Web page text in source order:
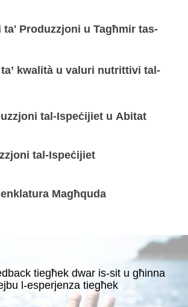
ta' Produzzjoni u Tagħmir tas-
kwalità u valuri nutrittivi tal-
tal-Ispeċijiet u Abitat
tal-Ispeċijiet
Magħquda
tiegħek dwar is-sit u għinna
l-esperjenza tiegħek